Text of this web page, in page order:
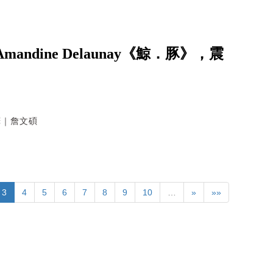
Delaunay《鯨．豚》，震
詹文碩
3 4 5 6 7 8 9 10 … » »»